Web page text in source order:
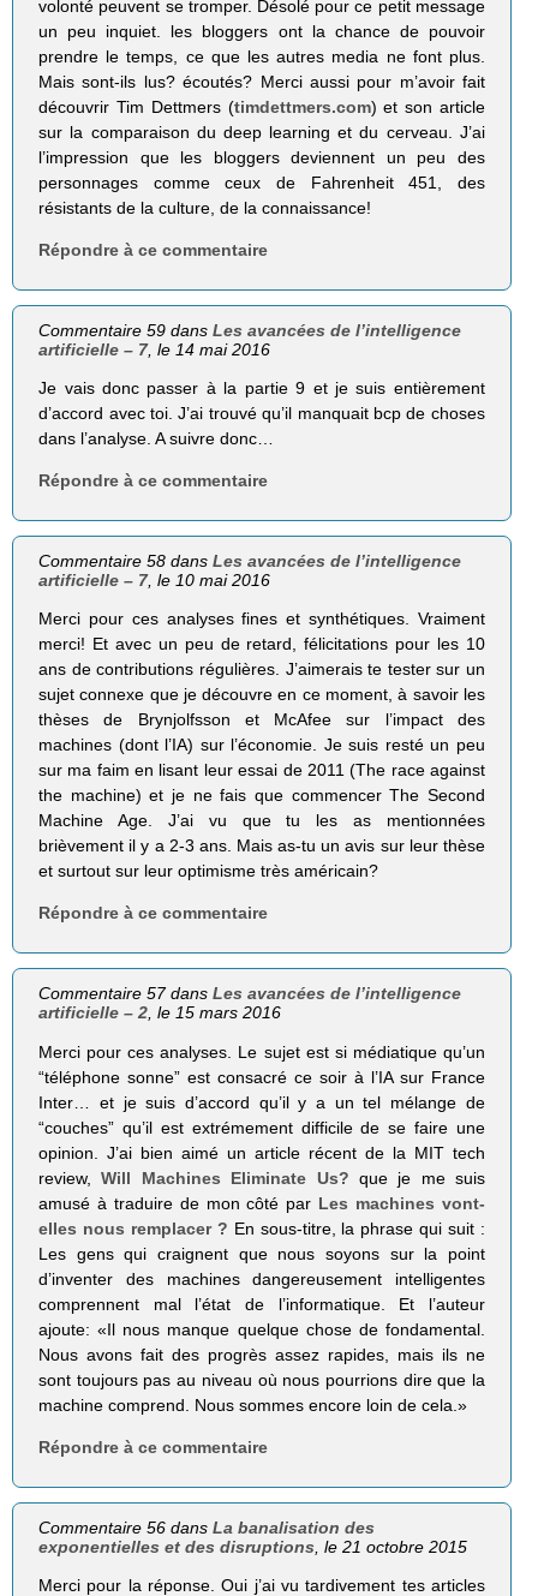
volonté peuvent se tromper. Désolé pour ce petit message
un peu inquiet. les bloggers ont la chance de pouvoir
prendre le temps, ce que les autres media ne font plus.
Mais sont-ils lus? écoutés? Merci aussi pour m’avoir fait
découvrir Tim Dettmers (timdettmers.com) et son article
sur la comparaison du deep learning et du cerveau. J’ai
l’impression que les bloggers deviennent un peu des
personnages comme ceux de Fahrenheit 451, des
résistants de la culture, de la connaissance!
Répondre à ce commentaire
Commentaire 59 dansLes avancées de l’intelligence
artificielle – 7, le 14 mai 2016
Je vais donc passer à la partie 9 et je suis entièrement
d’accord avec toi. J’ai trouvé qu’il manquait bcp de choses
dans l’analyse. A suivre donc…
Répondre à ce commentaire
Commentaire 58 dansLes avancées de l’intelligence
artificielle – 7, le 10 mai 2016
Merci pour ces analyses fines et synthétiques. Vraiment
merci! Et avec un peu de retard, félicitations pour les 10
ans de contributions régulières. J’aimerais te tester sur un
sujet connexe que je découvre en ce moment, à savoir les
thèses de Brynjolfsson et McAfee sur l’impact des
machines (dont l’IA) sur l’économie. Je suis resté un peu
sur ma faim en lisant leur essai de 2011 (The race against
the machine) et je ne fais que commencer The Second
Machine Age. J’ai vu que tu les as mentionnées
brièvement il y a 2-3 ans. Mais as-tu un avis sur leur thèse
et surtout sur leur optimisme très américain?
Répondre à ce commentaire
Commentaire 57 dansLes avancées de l’intelligence
artificielle – 2, le 15 mars 2016
Merci pour ces analyses. Le sujet est si médiatique qu’un
“téléphone sonne” est consacré ce soir à l’IA sur France
Inter… et je suis d’accord qu’il y a un tel mélange de
“couches” qu’il est extrémement difficile de se faire une
opinion. J’ai bien aimé un article récent de la MIT tech
review,Will Machines Eliminate Us? que je me suis
amusé à traduire de mon côté par Les machines vont-
elles nous remplacer ? En sous-titre, la phrase qui suit :
Les gens qui craignent que nous soyons sur la point
d’inventer des machines dangereusement intelligentes
comprennent mal l’état de l’informatique. Et l’auteur
ajoute: «Il nous manque quelque chose de fondamental.
Nous avons fait des progrès assez rapides, mais ils ne
sont toujours pas au niveau où nous pourrions dire que la
machine comprend. Nous sommes encore loin de cela.»
Répondre à ce commentaire
Commentaire 56 dansLa banalisation des
exponentielles et des disruptions , le 21 octobre 2015
Merci pour la réponse. Oui j’ai vu tardivement tes articles